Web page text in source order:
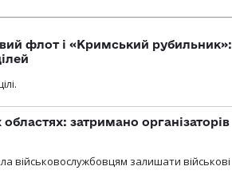
флот і «Кримський рубильник»:
затримано організаторів
військовослужбовцям залишати військові